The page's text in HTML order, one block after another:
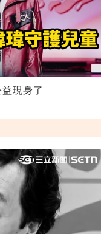
現身了